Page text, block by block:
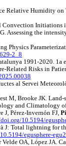
Relative Humidity on
Initiations
the
Physics
2_8
1991-2020. 1a
Related Risks in
al Servei
M, Brooke JK.
and Climatology
J, Pérez-Invernón FJ,
10.5194/
J: Total lightning for
egusphere-
Velde OA, López JA.